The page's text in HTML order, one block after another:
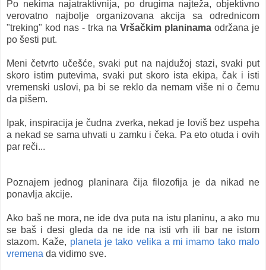
Po nekima najatraktivnija, po drugima najteža, objektivno
verovatno najbolje organizovana akcija sa odrednicom
"treking" kod nas - trka na Vršačkim planinama održana je
po šesti put.
Meni četvrto učešće, svaki put na najdužoj stazi, svaki put
skoro istim putevima, svaki put skoro ista ekipa, čak i isti
vremenski uslovi, pa bi se reklo da nemam više ni o čemu
da pišem.
Ipak, inspiracija je čudna zverka, nekad je loviš bez uspeha
a nekad se sama uhvati u zamku i čeka. Pa eto otuda i ovih
par reči...
Poznajem jednog planinara čija filozofija je da nikad ne
ponavlja akcije.
Ako baš ne mora, ne ide dva puta na istu planinu, a ako mu
se baš i desi gleda da ne ide na isti vrh ili bar ne istom
stazom. Kaže, planeta je tako velika a mi imamo tako malo
vremena da vidimo sve.